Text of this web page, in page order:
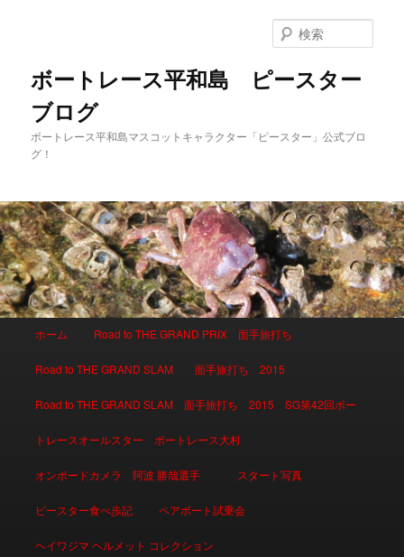
ボートレース平和島 ピースター
ブログ
ボートレース平和島マスコットキャラクター「ピースター」公式ブロ
グ！
索
メインコンテンツへ移動
サブコンテンツへ移動
ホーム Road to THE GRAND PRIX 面手旅打ち
Road to THE GRAND SLAM 面手旅打ち 2015
Road to THE GRAND SLAM 面手旅打ち 2015 SG第42回ボー
トレースオールスター ボートレース大村
オンボードカメラ 阿波 勝哉選手 スタート写真
ピースター食べ歩記 ペアボート試乗会
ヘイワジマ ヘルメット コレクション